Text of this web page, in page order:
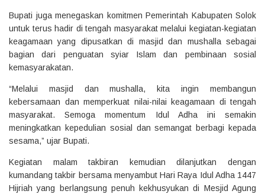
‎Bupati juga menegaskan komitmen Pemerintah Kabupaten Solok
untuk terus hadir di tengah masyarakat melalui kegiatan-kegiatan
keagamaan yang dipusatkan di masjid dan mushalla sebagai
bagian dari penguatan syiar Islam dan pembinaan sosial
kemasyarakatan.
‎“Melalui masjid dan mushalla, kita ingin membangun
kebersamaan dan memperkuat nilai-nilai keagamaan di tengah
masyarakat. Semoga momentum Idul Adha ini semakin
meningkatkan kepedulian sosial dan semangat berbagi kepada
sesama,” ujar Bupati.
‎Kegiatan malam takbiran kemudian dilanjutkan dengan
kumandang takbir bersama menyambut Hari Raya Idul Adha 1447
Hijriah yang berlangsung penuh kekhusyukan di Mesjid Agung